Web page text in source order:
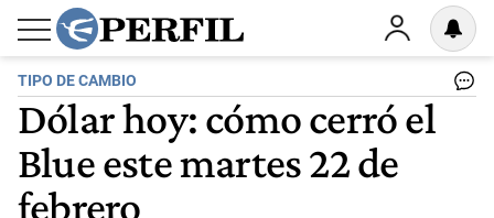
TIPO DE CAMBIO
Dólar hoy: cómo cerró el
Blue este martes 22 de
febrero